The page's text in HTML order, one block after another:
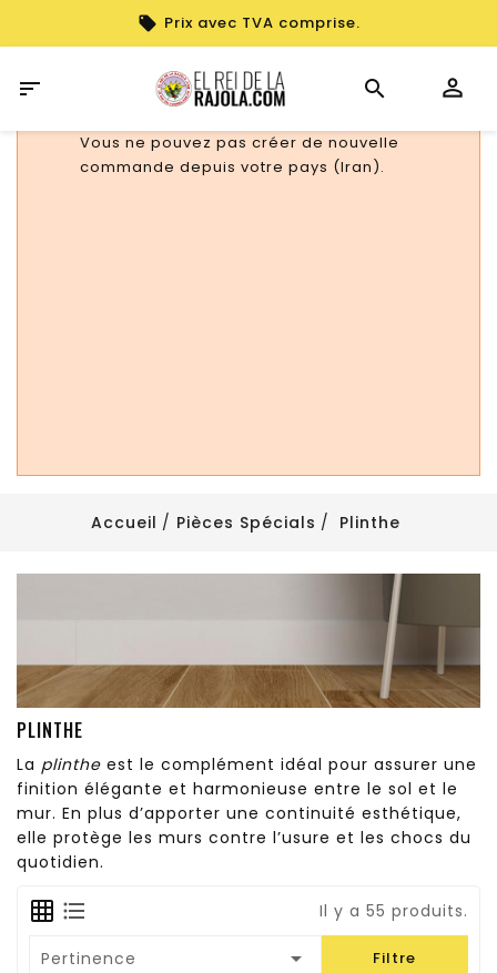
Prix avec TVA comprise.

Vous ne pouvez pas créer de nouvelle
commande depuis votre pays (Iran).
Accueil Pièces Spécials Plinthe
PLINTHE
La plinthe est le complément idéal pour assurer une
finition élégante et harmonieuse entre le sol et le
mur. En plus d’apporter une continuité esthétique,
elle protège les murs contre l’usure et les chocs du
quotidien.
Il y a 55 produits.
Pertinence  Filtre